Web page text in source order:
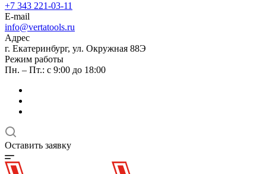
+7 343 221-03-11
E-mail
info@vertatools.ru
Адрес
г. Екатеринбург, ул. Окружная 88Э
Режим работы
Пн. – Пт.: с 9:00 до 18:00
Оставить заявку